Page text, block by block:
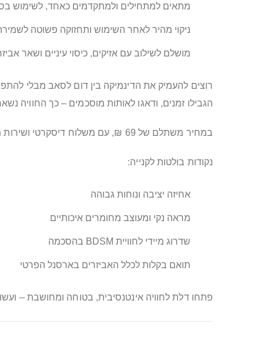
מתאים למתחילים ולמתקדמים כאחד, לשימוש
ניקוי מהיר לאחר השימוש ותחזוקה פשוטה לשמירה
מושלם לשילוב עם אזיקים, כיסוי עיניים ושאר
רוצים להעמיק את הדינמיקה בין דום לסאב מבלי
הגבילו זמנים, ודאגו לאותות מוסכמים – כך החוויה
במחיר משתלם של 69 ₪, עם משלוח דיסקרטי ושירות מהיר, זהו שדרוג מדויק לאוסף אביזרי הסאדו שלכם. הוסיפו לעגלה עכשיו והכניסו סטייל, משמעת וניצוץ קינקי לכל סשן.
נקודות בולטות לקנייה:
אחיזה יציבה ונוחות גבוהה
מראה נקי ומעוצב מחומרים איכותיים
שדרוג מיידי לחוויית BDSM בהסכמה
תואם בקלות לכלל האביזרים בארסנל הפרטי
פתחו דלת לחוויה אינטנסיבית, בטוחה ומחושבת –